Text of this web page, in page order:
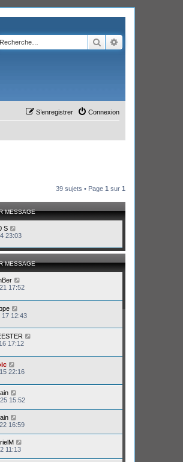
Rechercher
Connexion
S’enregistrer
39 sujets • Page 1 sur 1
MESSAGE
S
23:03
MESSAGE
17:52
17 12:43
17:12
22:16
15:52
16:59
11:13